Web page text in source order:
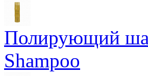
Полирующий
Shampoo